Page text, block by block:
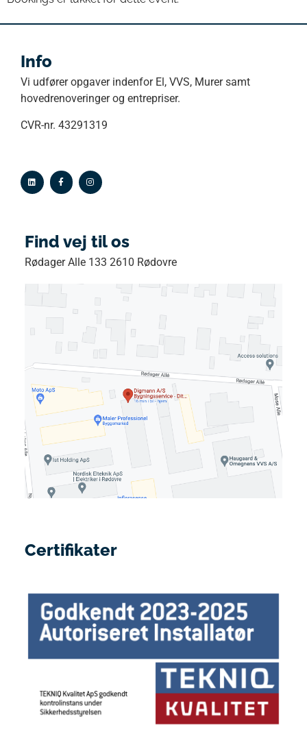
Info
Vi udfører opgaver indenfor El, VVS, Murer samt
hovedrenoveringer og entrepriser.
CVR-nr. 43291319
Find vej til os
Rødager Alle 133 2610 Rødovre
Certifikater